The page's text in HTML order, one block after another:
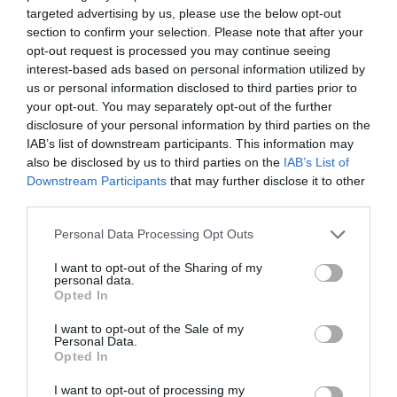
targeted advertising by us, please use the below opt-out
section to confirm your selection. Please note that after your
opt-out request is processed you may continue seeing
interest-based ads based on personal information utilized by
us or personal information disclosed to third parties prior to
your opt-out. You may separately opt-out of the further
disclosure of your personal information by third parties on the
IAB’s list of downstream participants. This information may
also be disclosed by us to third parties on the IAB’s List of
Downstream Participants that may further disclose it to other
Please note that this website/app uses one or more Google
not limited to your visit or usage behaviour. You may click to
grant or deny consent to Google and its third-party tags to
use your data for below specified purposes in below Google
consent section.
Personal Data Processing Opt Outs
I want to opt-out of the Sharing of my
personal data.
Opted In
I want to opt-out of the Sale of my
Personal Data.
Opted In
I want to opt-out of processing my
életmód z generáció táplálkozás gyorsétterem
felmérés